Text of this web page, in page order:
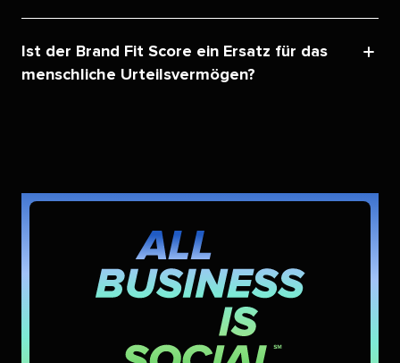
Ist der Brand Fit Score ein Ersatz für das
menschliche Urteilsvermögen?​​